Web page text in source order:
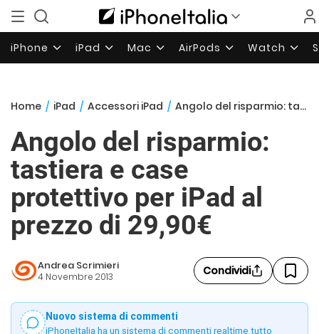
iPhone iPad Mac AirPods Watch
Home / iPad / Accessori iPad / Angolo del risparmio: tastiera e case protettivo per iPad al prezzo di 29,90€
Angolo del risparmio:
tastiera e case
protettivo per iPad al
prezzo di 29,90€
Andrea Scrimieri
4 Novembre 2013 Condividi
Nuovo sistema di commenti
iPhoneItalia ha un sistema di commenti realtime tutto